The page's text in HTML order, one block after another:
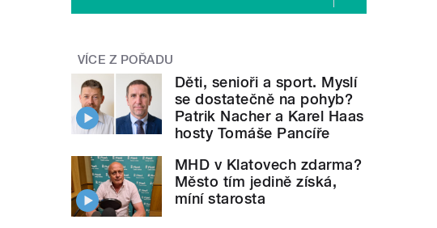
VÍCE Z POŘADU
Děti, senioři a sport. Myslí
se dostatečně na pohyb?
Patrik Nacher a Karel Haas
hosty Tomáše Pancíře
MHD v Klatovech zdarma?
Město tím jedině získá,
míní starosta